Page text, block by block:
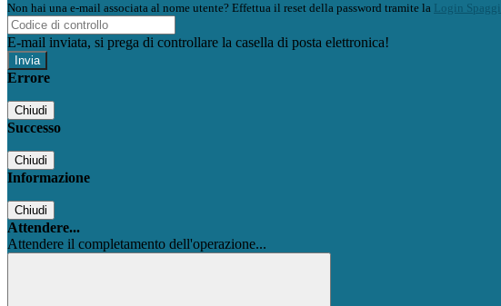
Non hai una e-mail associata al nome utente? Effettua il reset della password tramite la Login
E-mail inviata, si prega di controllare la casella di posta elettronica!
Errore
Chiudi
Successo
Chiudi
Informazione
Chiudi
Attendere...
Attendere il completamento dell'operazione...